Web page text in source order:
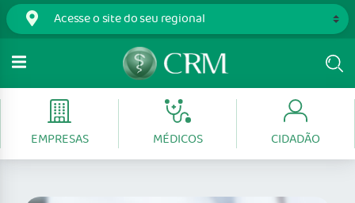
EMPRESAS MÉDICOS CIDADÃO